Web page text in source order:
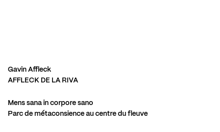
Gavin Affleck
AFFLECK DE LA RIVA
Mens sana in corpore sano
Parc de métaconsience au centre du fleuve